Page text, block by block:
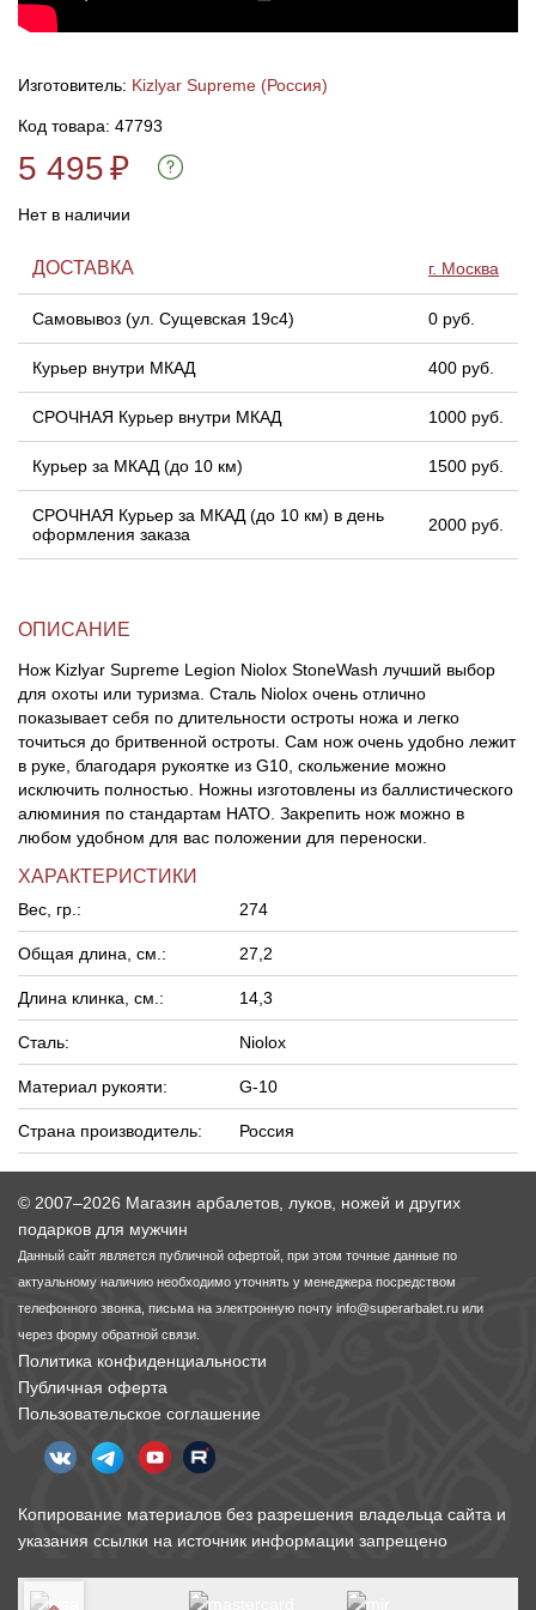
Изготовитель: Kizlyar Supreme (Россия)
Код товара: 47793
5 495₽
Нет в наличии
ДОСТАВКА г. Москва
Самовывоз (ул. Сущевская 19с4) 0 руб.
Курьер внутри МКАД 400 руб.
СРОЧНАЯ Курьер внутри МКАД 1000 руб.
Курьер за МКАД (до 10 км) 1500 руб.
СРОЧНАЯ Курьер за МКАД (до 10 км) в день
оформления заказа
2000 руб.
ОПИСАНИЕ
Нож Kizlyar Supreme Legion Niolox StoneWash лучший выбор
для охоты или туризма. Сталь Niolox очень отлично
показывает себя по длительности остроты ножа и легко
точиться до бритвенной остроты. Сам нож очень удобно лежит
в руке, благодаря рукоятке из G10, скольжение можно
исключить полностью. Ножны изготовлены из баллистического
алюминия по стандартам НАТО. Закрепить нож можно в
любом удобном для вас положении для переноски.
ХАРАКТЕРИСТИКИ
Вес, гр.: 274
Общая длина, см.: 27,2
Длина клинка, см.: 14,3
Сталь: Niolox
Материал рукояти: G-10
Страна производитель: Россия
© 2007–2026 Магазин арбалетов, луков, ножей и других
подарков для мужчин
Данный сайт является публичной офертой, при этом точные данные по
актуальному наличию необходимо уточнять у менеджера посредством
телефонного звонка, письма на электронную почту info@superarbalet.ru или
через форму обратной связи.
Политика конфиденциальности
Публичная оферта
Пользовательское соглашение
Копирование материалов без разрешения владельца сайта и
указания ссылки на источник информации запрещено
Полочки для лука
Кликеры для лука
Киссеры для лука
Ножи складные